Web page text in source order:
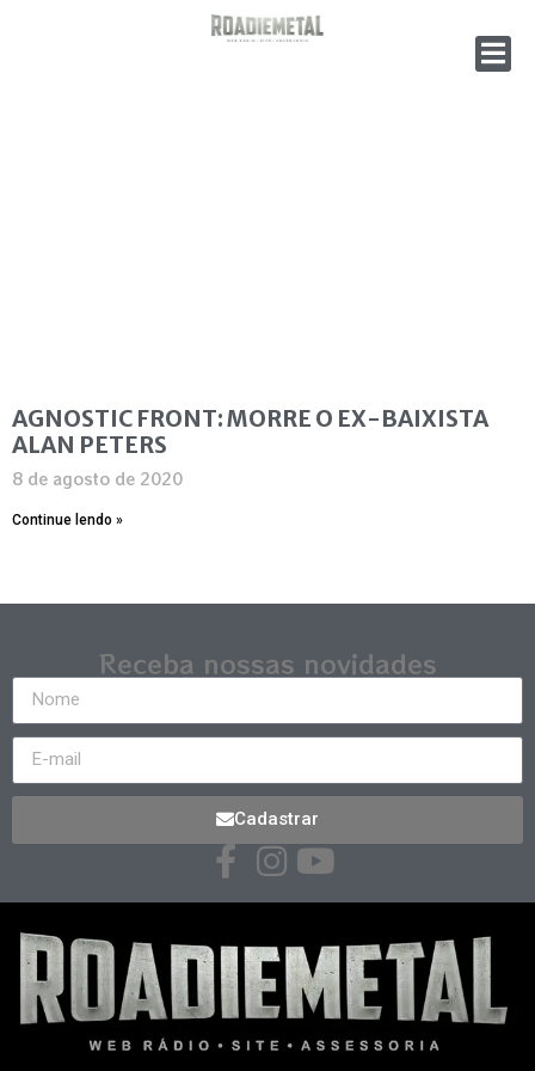
AGNOSTIC FRONT: MORRE O EX-BAIXISTA
ALAN PETERS
8 de agosto de 2020
Continue lendo »
Receba nossas novidades
Cadastrar